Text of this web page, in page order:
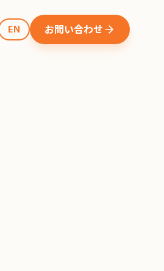
EN お問い合わせ